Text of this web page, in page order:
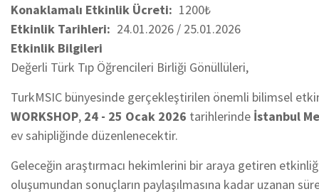
Konaklamalı Etkinlik Ücreti
1200₺
Etkinlik Tarihleri
24.01.2026 / 25.01.2026
Etkinlik Bilgileri
Değerli Türk Tıp Öğrencileri Birliği Gönüllüleri,
TurkMSIC bünyesinde gerçekleştirilen önemli bilimsel
WORKSHOP, 24 - 25 Ocak 2026 tarihlerinde İstanbul
ev sahipliğinde düzenlenecektir.
Geleceğin araştırmacı hekimlerini bir araya getiren
oluşumundan sonuçların paylaşılmasına kadar uzanan